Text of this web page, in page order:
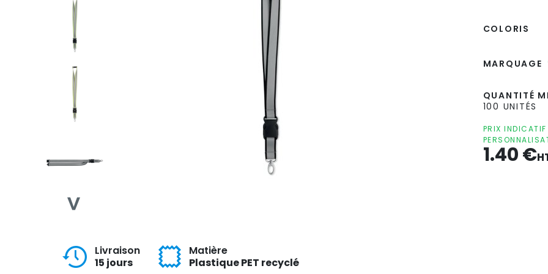
Livraison
15 jours
Matière
Plastique PET recyclé
COLORIS
MARQUAGE
QUANTITÉ
100 UNITÉS
PRIX
1.40€